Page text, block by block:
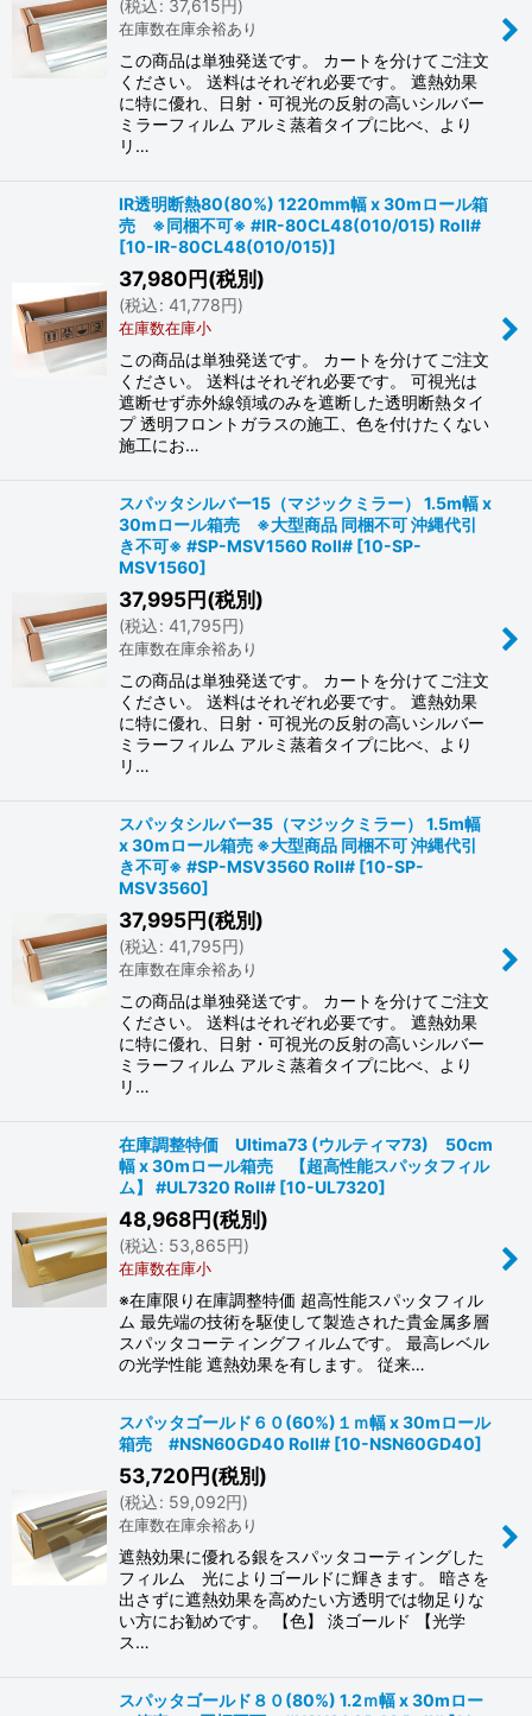
(税込: 37,615円)
在庫数在庫余裕あり
この商品は単独発送です。 カートを分けてご注文
ください。 送料はそれぞれ必要です。 遮熱効果
に特に優れ、日射・可視光の反射の高いシルバー
ミラーフィルム アルミ蒸着タイプに比べ、より
リ…
IR透明断熱80(80%) 1220mm幅 x 30mロール箱
売 ※同梱不可※ #IR-80CL48(010/015) Roll#
[10-IR-80CL48(010/015)]
37,980円(税別)
(税込: 41,778円)
在庫数在庫小
この商品は単独発送です。 カートを分けてご注文
ください。 送料はそれぞれ必要です。 可視光は
遮断せず赤外線領域のみを遮断した透明断熱タイ
プ 透明フロントガラスの施工、色を付けたくない
施工にお…
スパッタシルバー15（マジックミラー） 1.5m幅 x
30mロール箱売 ※大型商品 同梱不可 沖縄代引
き不可※ #SP-MSV1560 Roll# [10-SP-
MSV1560]
37,995円(税別)
(税込: 41,795円)
在庫数在庫余裕あり
この商品は単独発送です。 カートを分けてご注文
ください。 送料はそれぞれ必要です。 遮熱効果
に特に優れ、日射・可視光の反射の高いシルバー
ミラーフィルム アルミ蒸着タイプに比べ、より
リ…
スパッタシルバー35（マジックミラー） 1.5m幅
x 30mロール箱売 ※大型商品 同梱不可 沖縄代引
き不可※ #SP-MSV3560 Roll# [10-SP-
MSV3560]
37,995円(税別)
(税込: 41,795円)
在庫数在庫余裕あり
この商品は単独発送です。 カートを分けてご注文
ください。 送料はそれぞれ必要です。 遮熱効果
に特に優れ、日射・可視光の反射の高いシルバー
ミラーフィルム アルミ蒸着タイプに比べ、より
リ…
在庫調整特価 Ultima73 (ウルティマ73) 50cm
幅 x 30mロール箱売 【超高性能スパッタフィル
ム】 #UL7320 Roll# [10-UL7320]
48,968円(税別)
(税込: 53,865円)
在庫数在庫小
※在庫限り在庫調整特価 超高性能スパッタフィル
ム 最先端の技術を駆使して製造された貴金属多層
スパッタコーティングフィルムです。 最高レベル
の光学性能 遮熱効果を有します。 従来…
スパッタゴールド６０(60%)１ｍ幅 x 30mロール
箱売 #NSN60GD40 Roll# [10-NSN60GD40]
53,720円(税別)
(税込: 59,092円)
在庫数在庫余裕あり
遮熱効果に優れる銀をスパッタコーティングした
フィルム 光によりゴールドに輝きます。 暗さを
出さずに遮熱効果を高めたい方透明では物足りな
い方にお勧めです。 【色】 淡ゴールド 【光学
ス…
スパッタゴールド８０(80%) 1.2ｍ幅 x 30mロー